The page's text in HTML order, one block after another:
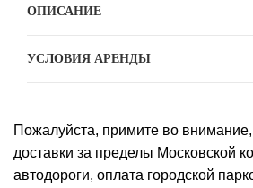
ОПИСАНИЕ
УСЛОВИЯ АРЕНДЫ
Пожалуйста, примите во внимание,
доставки за пределы Московской
автодороги, оплата городской